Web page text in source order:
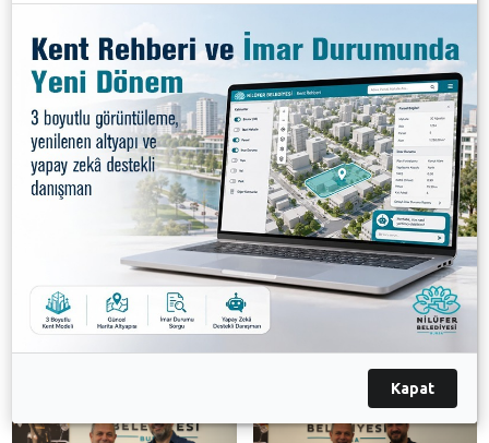
gözlüklerinde ve optik camlarda yüzde 40 indirim
uygulanacak. Solo Gözlük’ten Murat İmre ile
imzalanan protokole göre de cari fiyat üzerinden
optik gözlüklerinde, güneş gözlüklerinde ve optik
camlarda yüzde 40, numaralı ve kozmetik lenslerde
ise yüzde 30 indirim uygulanacak.
Nilüfer Belediyesi çalışanlarının bu indirimlerden
faydalanabilmesi için personel kartını ibraz etmeleri
yeterli olacak.
Galeri
Kapat